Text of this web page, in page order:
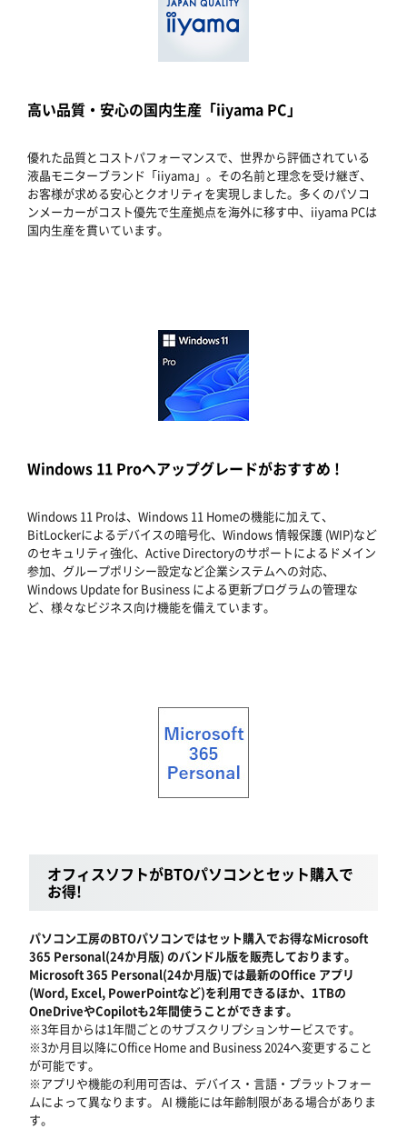
高い品質・安心の国内生産「iiyama PC」
優れた品質とコストパフォーマンスで、世界から評価されている
液晶モニターブランド「iiyama」。その名前と理念を受け継ぎ、
お客様が求める安心とクオリティを実現しました。多くのパソコ
ンメーカーがコスト優先で生産拠点を海外に移す中、iiyama PCは
国内生産を貫いています。
Windows 11 Proへアップグレードがおすすめ !
Windows 11 Proは、Windows 11 Homeの機能に加えて、
BitLockerによるデバイスの暗号化、Windows 情報保護 (WIP)など
のセキュリティ強化、Active Directoryのサポートによるドメイン
参加、グループポリシー設定など企業システムへの対応、
Windows Update for Business による更新プログラムの管理な
ど、様々なビジネス向け機能を備えています。
オフィスソフトがBTOパソコンとセット購入で
お得!
パソコン工房のBTOパソコンではセット購入でお得なMicrosoft
365 Personal(24か月版) のバンドル版を販売しております。
Microsoft 365 Personal(24か月版)では最新のOffice アプリ
(Word, Excel, PowerPointなど)を利用できるほか、1TBの
OneDriveやCopilotも2年間使うことができます。
※3年目からは1年間ごとのサブスクリプションサービスです。
※3か月目以降にOffice Home and Business 2024へ変更すること
が可能です。
※アプリや機能の利用可否は、デバイス・言語・プラットフォー
ムによって異なります。 AI 機能には年齢制限がある場合がありま
す。